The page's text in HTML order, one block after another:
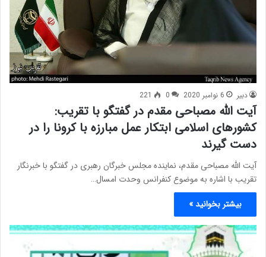
دبیر 6 نوامبر 2020 0
221
آیت الله مصباحی مقدم در گفتگو با تقریب:
کشورهای اسلامی ابتکار عمل مبارزه با کرونا را در
دست گیرند
آیت الله مصباحی مقدم، نماینده مجلس خبرگان رهبری در گفتگو با خبرنگار
تقریب با اشاره به موضوع کنفرانس وحدت امسال…
بیشتر بخوانید »